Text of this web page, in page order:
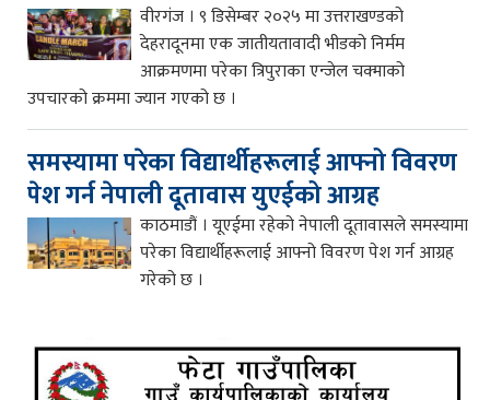
वीरगंज । ९ डिसेम्बर २०२५ मा उत्तराखण्डको
देहरादूनमा एक जातीयतावादी भीडको निर्मम
आक्रमणमा परेका त्रिपुराका एन्जेल चक्माको
उपचारको क्रममा ज्यान गएको छ ।
समस्यामा परेका विद्यार्थीहरूलाई आफ्नो विवरण
पेश गर्न नेपाली दूतावास युएईको आग्रह
काठमाडौं । यूएईमा रहेको नेपाली दूतावासले समस्यामा
परेका विद्यार्थीहरूलाई आफ्नो विवरण पेश गर्न आग्रह
गरेको छ ।